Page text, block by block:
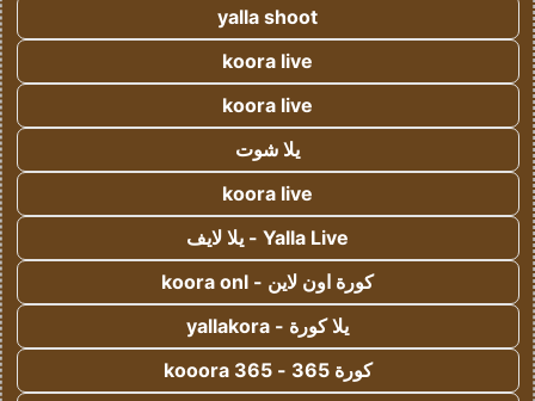
yalla shoot
koora live
koora live
يلا شوت
koora live
Yalla Live - يلا لايف
كورة اون لاين - koora onl
يلا كورة - yallakora
كورة 365 - kooora 365